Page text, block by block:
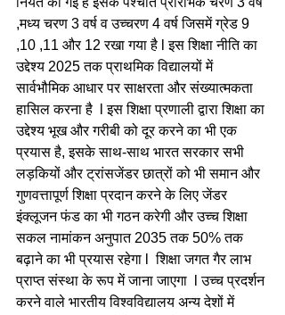
,मध्य चरण 3 वर्ष व उच्चरण 4 वर्ष जिसमें ग्रेड 9
,10 ,11 और 12 रखा गया है l इस शिक्षा नीति का
उद्देश्य 2025 तक प्राथमिक विद्यालयों में
सार्वभौमिक आधार पर साक्षरता और संख्यात्मकता
हासिल करना है  l इस शिक्षा प्रणाली द्वारा शिक्षा का
उद्देश्य भूख और गरीबी को दूर करने का भी एक
प्रयास है, इसके साथ-साथ भारत सरकार सभी
लड़कियों और ट्रांसजेंडर छात्रों को भी समान और
गुणवत्तापूर्ण शिक्षा प्रदान करने के लिए जेंडर
इंक्लूजन फंड का भी गठन करेगी और उच्च शिक्षा
सकल नामांकन अनुपात 2035 तक 50% तक
बढ़ाने का भी प्रयास रहेगा l  शिक्षा जगत गैर लाभ
प्राप्त संस्था के रूप में जाना जाएगा  l उच्च प्रदर्शन
करने वाले भारतीय विश्वविद्यालय अन्य देशों में